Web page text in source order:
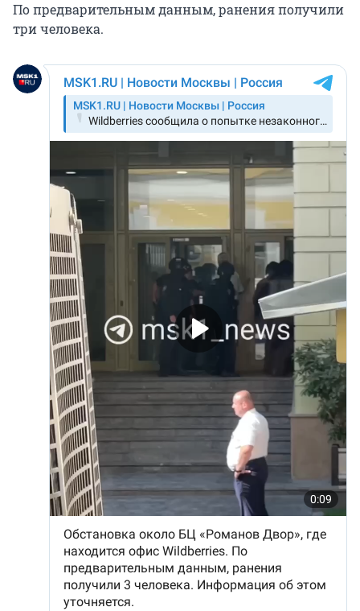
По предварительным данным, ранения получили
три человека.